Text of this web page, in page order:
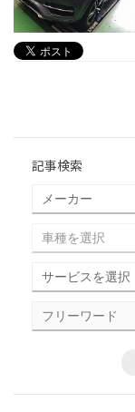
記事検索